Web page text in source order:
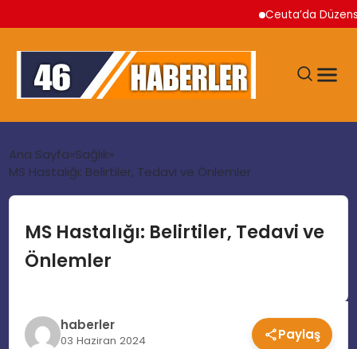
Ceuta’da Düzensiz
GÜNDEM
EKONOMI
TEKNOLOJI
Ana Sayfa Sağlık
MS Hastalığı: Belirtiler, Tedavi ve Önlemler
MS Hastalığı: Belirtiler, Tedavi ve
Önlemler
haberler
03 Haziran 2024 Paylaş